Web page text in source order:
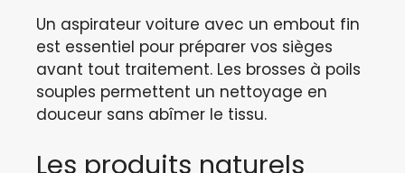
Un aspirateur voiture avec un embout fin
est essentiel pour préparer vos sièges
avant tout traitement. Les brosses à poils
souples permettent un nettoyage en
douceur sans abîmer le tissu.
Les produits naturels